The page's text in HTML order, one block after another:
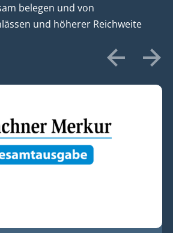
belegen und von
und höherer Reichweite